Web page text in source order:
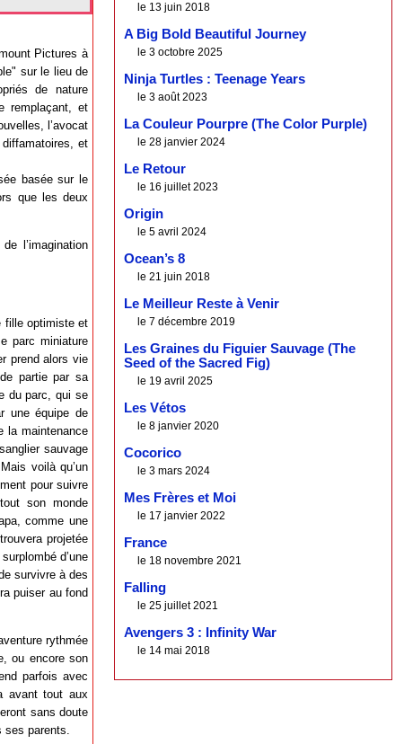
Pictures à
sur le lieu de
de nature
remplaçant, et
l’avocat
et
basée sur le
que les deux
l’imagination
fille optimiste et
parc miniature
prend alors vie
partie par sa
du parc, qui se
une équipe de
la maintenance
sauvage
voilà qu’un
pour suivre
son monde
comme une
projetée
d’une
survivre à des
puiser au fond
rythmée
ou encore son
parfois avec
avant tout aux
sans doute
ses parents.
le 13 juin 2018
A Big Bold Beautiful Journey
le 3 octobre 2025
Ninja Turtles : Teenage Years
le 3 août 2023
La Couleur Pourpre (The Color Purple)
le 28 janvier 2024
Le Retour
le 16 juillet 2023
Origin
le 5 avril 2024
Ocean’s 8
le 21 juin 2018
Le Meilleur Reste à Venir
le 7 décembre 2019
Les Graines du Figuier Sauvage (The
Seed of the Sacred Fig)
le 19 avril 2025
Les Vétos
le 8 janvier 2020
Cocorico
le 3 mars 2024
Mes Frères et Moi
le 17 janvier 2022
France
le 18 novembre 2021
Falling
le 25 juillet 2021
Avengers 3 : Infinity War
le 14 mai 2018